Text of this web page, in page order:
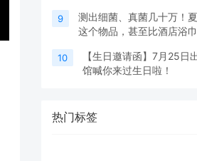
9
测出细菌、真菌几十万！
这个物品，甚至比酒店浴巾
10
【生日邀请函】7月25日
馆喊你来过生日啦！
热门标签